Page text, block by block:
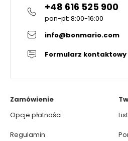
+48 616 525 900
pon-pt: 8:00-16:00
info@bonmario.com
Formularz kontaktowy
Zamówienie
Opcje płatności
Regulamin